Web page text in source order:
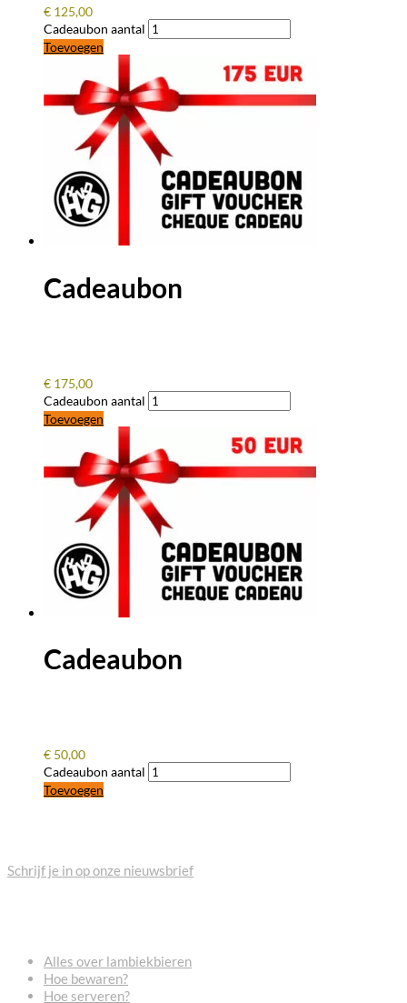
€ 125,00
Cadeaubon aantal
Toevoegen
Cadeaubon
€ 175,00
Cadeaubon aantal
Toevoegen
Cadeaubon
€ 50,00
Cadeaubon aantal
Toevoegen
Schrijf je in op onze nieuwsbrief
Alles over lambiekbieren
Hoe bewaren?
Hoe serveren?